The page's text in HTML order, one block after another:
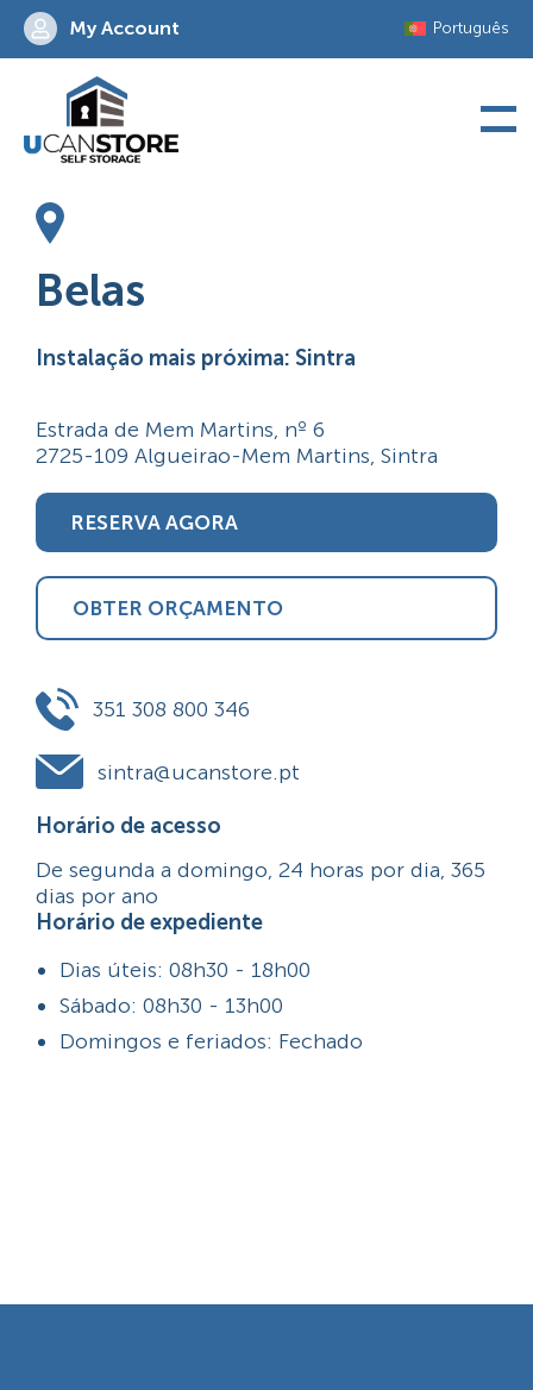
Skip
content
My Account Português
Belas
Instalação mais próxima: Sintra
Estrada de Mem Martins, nº 6
2725-109 Algueirao-Mem Martins, Sintra
RESERVA AGORA
OBTER ORÇAMENTO
351 308 800 346
sintra@ucanstore.pt
Horário de acesso
De segunda a domingo, 24 horas por dia, 365
dias por ano
Horário de expediente
Dias úteis: 08h30 - 18h00
Sábado: 08h30 - 13h00
Domingos e feriados: Fechado